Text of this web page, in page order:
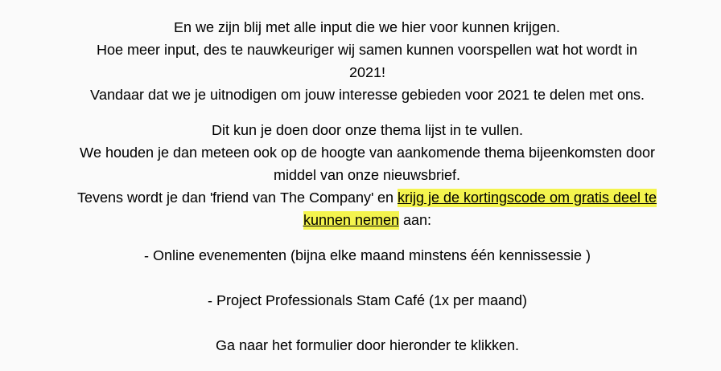
En we zijn blij met alle input die we hier voor kunnen krijgen.
Hoe meer input, des te nauwkeuriger wij samen kunnen voorspellen wat hot wordt in
2021!
Vandaar dat we je uitnodigen om jouw interesse gebieden voor 2021 te delen met ons.
Dit kun je doen door onze thema lijst in te vullen.
We houden je dan meteen ook op de hoogte van aankomende thema bijeenkomsten door
middel van onze nieuwsbrief.
Tevens wordt je dan 'friend van The Company' en krijg je de kortingscode om gratis deel te
kunnen nemen aan:
- Online evenementen (bijna elke maand minstens één kennissessie )
- Project Professionals Stam Café(1x per maand)
​Ga naar het formulier door hieronder te klikken.